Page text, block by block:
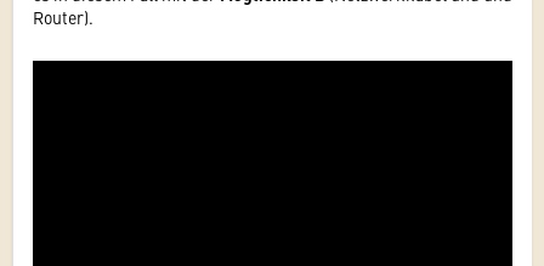
Router).